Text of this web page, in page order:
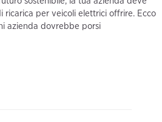
ricarica per veicoli elettrici offrire. Ecco
azienda dovrebbe porsi